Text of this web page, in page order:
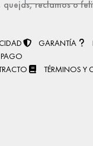
quejas, reclamos o
GARANTÍA
TÉRMINOS Y